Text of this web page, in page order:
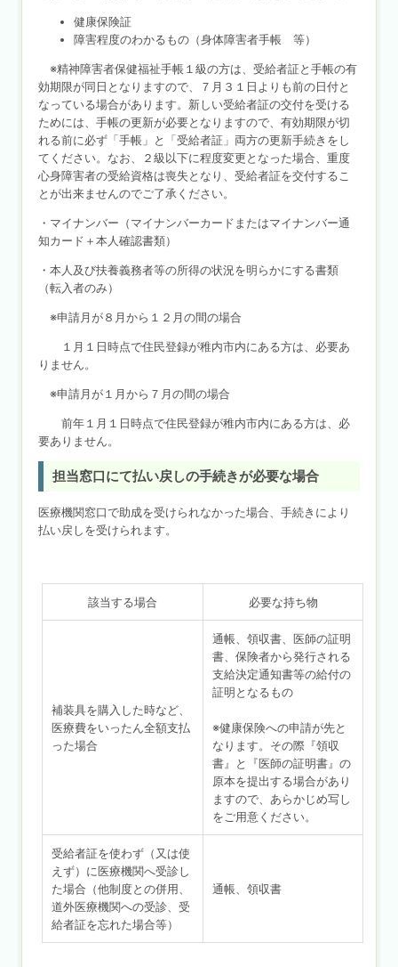
健康保険証
障害程度のわかるもの（身体障害者手帳 等）
※精神障害者保健福祉手帳１級の方は、受給者証と手帳の有
効期限が同日となりますので、７月３１日よりも前の日付と
なっている場合があります。新しい受給者証の交付を受ける
ためには、手帳の更新が必要となりますので、有効期限が切
れる前に必ず「手帳」と「受給者証」両方の更新手続きをし
てください。なお、２級以下に程度変更となった場合、重度
心身障害者の受給資格は喪失となり、受給者証を交付するこ
とが出来ませんのでご了承ください。
・マイナンバー（マイナンバーカードまたはマイナンバー通
知カード＋本人確認書類）
・本人及び扶養義務者等の所得の状況を明らかにする書類
（転入者のみ）
※申請月が８月から１２月の間の場合
１月１日時点で住民登録が稚内市内にある方は、必要あ
りません。
※申請月が１月から７月の間の場合
前年１月１日時点で住民登録が稚内市内にある方は、必
要ありません。
担当窓口にて払い戻しの手続きが必要な場合
医療機関窓口で助成を受けられなかった場合、手続きにより
払い戻しを受けられます。
該当する場合 必要な持ち物
補装具を購入した時など、
医療費をいったん全額支払
った場合
通帳、領収書、医師の証明
書、保険者から発行される
支給決定通知書等の給付の
証明となるもの
※健康保険への申請が先と
なります。その際『領収
書』と『医師の証明書』の
原本を提出する場合があり
ますので、あらかじめ写し
をご用意ください。
受給者証を使わず（又は使
えず）に医療機関へ受診し
た場合（他制度との併用、
道外医療機関への受診、受
給者証を忘れた場合等）
通帳、領収書